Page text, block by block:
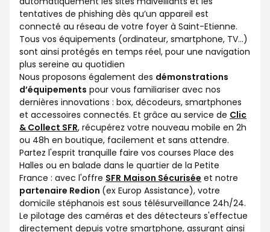
tentatives de phishing dès qu’un appareil est
connecté au réseau de votre foyer à Saint-Etienne.
Tous vos équipements (ordinateur, smartphone, TV…)
sont ainsi protégés en temps réel, pour une navigation
plus sereine au quotidien
Nous proposons également des démonstrations
d’équipements pour vous familiariser avec nos
dernières innovations : box, décodeurs, smartphones
et accessoires connectés. Et grâce au service de Clic
& Collect SFR, récupérez votre nouveau mobile en 2h
ou 48h en boutique, facilement et sans attendre.
Partez l'esprit tranquille faire vos courses Place des
Halles ou en balade dans le quartier de la Petite
France : avec l'offre SFR Maison Sécurisée et notre
partenaire Redion (ex Europ Assistance), votre
domicile stéphanois est sous télésurveillance 24h/24.
Le pilotage des caméras et des détecteurs s'effectue
directement depuis votre smartphone, assurant ainsi